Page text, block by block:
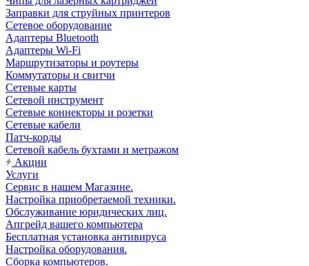
Заправки для струйных принтеров
Сетевое оборудование
Адаптеры Bluetooth
Адаптеры Wi-Fi
Маршрутизаторы и роутеры
Коммутаторы и свитчи
Сетевые карты
Сетевой инструмент
Сетевые коннекторы и розетки
Сетевые кабели
Патч-корды
Сетевой кабель бухтами и метражом
Акции
Услуги
Сервис в нашем Магазине.
Настройка приобретаемой техники.
Обслуживание юридических лиц.
Апгрейд вашего компьютера
Бесплатная установка антивируса
Настройка оборудования.
Сборка компьютеров.